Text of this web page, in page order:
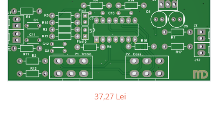
Multimetre Digitale
Scule Atelier
Surse de alimentare
Termometre
Testere
Osciloscoape
37,27 Lei